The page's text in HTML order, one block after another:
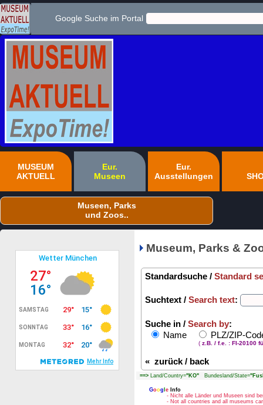
Google Suche im Portal
MUSEUM
AKTUELL
Eur.
Museen
Eur.
Ausstellungen
Museen, Parks
und Zoos..
Museum, Parks &
Standardsuche / Standard
Suchtext / Search text:
Suche in / Search by:
Name
PLZ/ZIP-
( z.B. / f.e. : FI-20100
« zurück / back
==> Land/Country="KO" Bundesland/State=
Goog e Info
- Nicht alle Länder und Museen sind
- Not all countries and all museums